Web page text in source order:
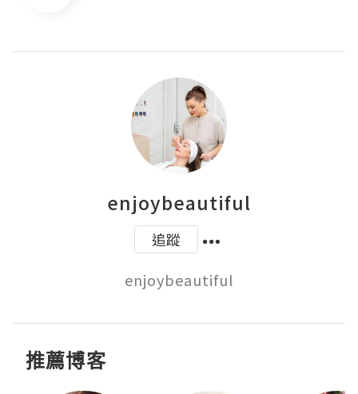
enjoybeautiful
追蹤
enjoybeautiful
推薦博客